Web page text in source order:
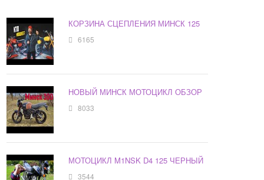
КОРЗИНА СЦЕПЛЕНИЯ МИНСК 125
6165
НОВЫЙ МИНСК МОТОЦИКЛ ОБЗОР
8033
МОТОЦИКЛ M1NSK D4 125 ЧЕРНЫЙ
3544